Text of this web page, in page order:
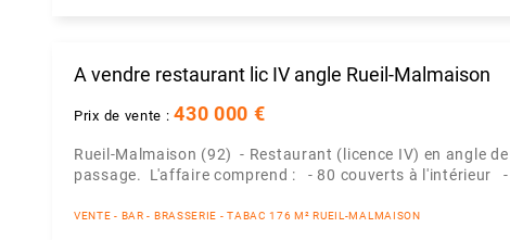
A vendre restaurant lic IV angle Rueil-Malmaison
Prix de vente :430 000 €
Rueil-Malmaison (92) - Restaurant (licence IV) en angle
passage. L'affaire comprend : - 80 couverts à l'intérieur
VENTE - BAR - BRASSERIE - TABAC 176 M² RUEIL-MALMAISON